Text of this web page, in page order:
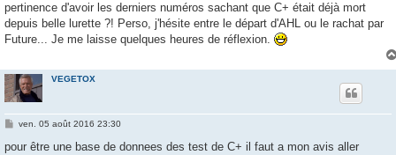
a
g
e
pertinence d'avoir les derniers numéros sachant que C+ était déjà mort
depuis belle lurette ?! Perso, j'hésite entre le départ d'AHL ou le rachat par
Future... Je me laisse quelques heures de réflexion.
VEGETOX
M
s
ven. 05 août 2016 23:30
pour être une base de donnees des test de C+ il faut a mon avis aller